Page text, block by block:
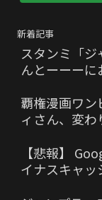
新着記事
スタンミ「
んとーーーに
覇権漫画ワン
ィさん、変わ
【悲報】
イナスキャッ